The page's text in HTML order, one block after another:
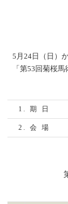
5月24日（日）
「第53回菊桜
1. 期 日
2. 会 場